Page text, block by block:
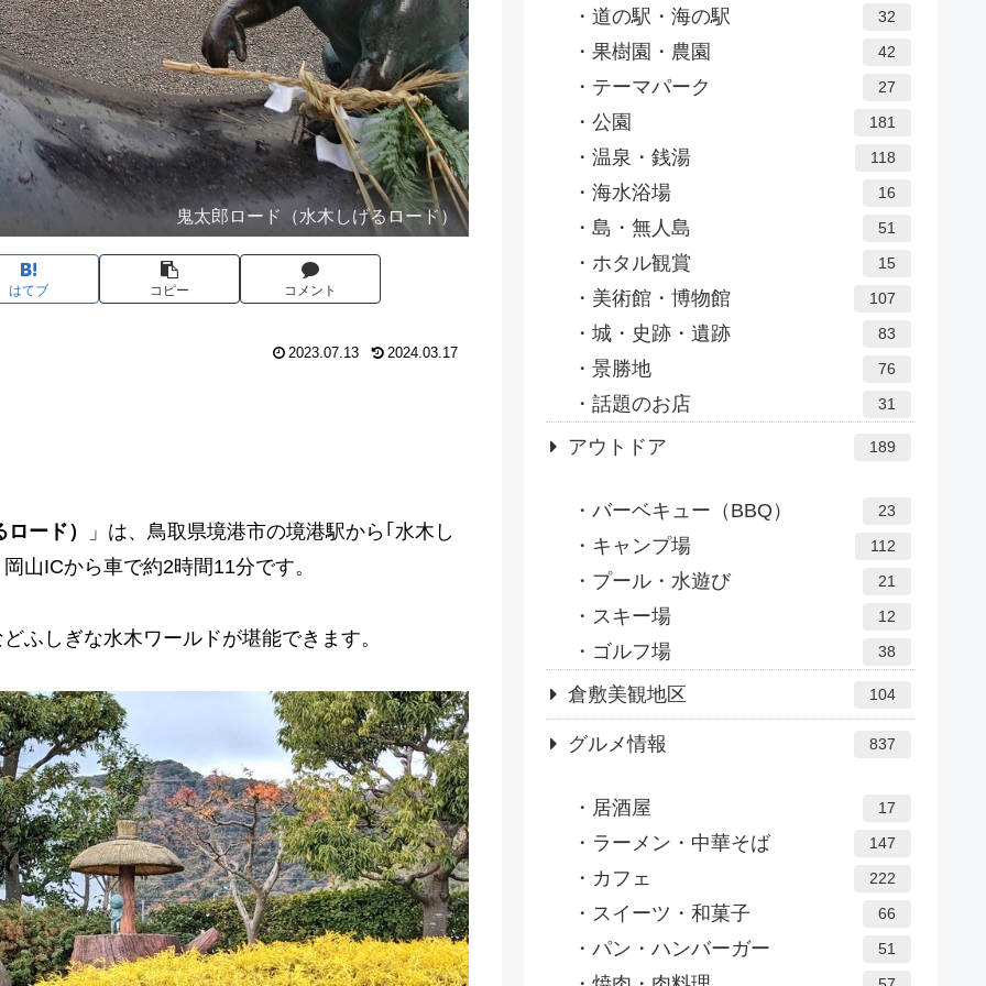
鬼太郎ロード（水木しげるロード）
はてブ コピー コメント
2023.07.13 2024.03.17
ード）
」は、鳥取県境港市の境港駅から｢水木し
山ICから車で約2時間11分です。
ふしぎな水木ワールドが堪能できます。
道の駅・海の駅 32
果樹園・農園 42
テーマパーク 27
公園 181
温泉・銭湯 118
海水浴場 16
島・無人島 51
ホタル観賞 15
美術館・博物館 107
城・史跡・遺跡 83
景勝地 76
話題のお店 31
アウトドア 189
バーベキュー（BBQ） 23
キャンプ場 112
プール・水遊び 21
スキー場 12
ゴルフ場 38
倉敷美観地区 104
グルメ情報 837
居酒屋 17
ラーメン・中華そば 147
カフェ 222
スイーツ・和菓子 66
パン・ハンバーガー 51